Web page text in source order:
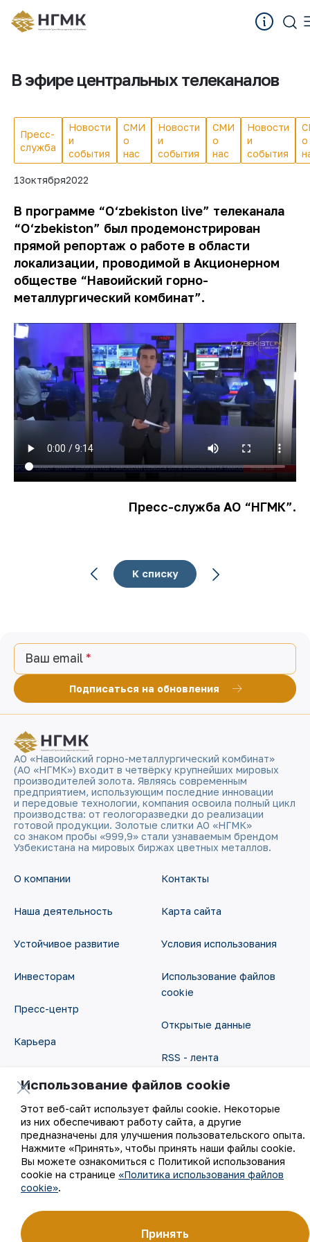
В эфире центральных телеканалов
Пресс-
служба
Новости
и
события
СМИ
о
нас
Новости
и
события
СМИ
о
нас
Новости
и
события
о
13октября2022
В программе “O‘zbekiston live” телеканала
“O‘zbekiston” был продемонстрирован
прямой репортаж о работе в области
локализации, проводимой в Акционерном
обществе “Навоийский горно-
металлургический комбинат”.
Пресс-служба АО “НГМК”.
К списку
Ваш email
Подписаться на обновления
АО «Навоийский горно-металлургический комбинат»
(АО «НГМК») входит в четвёрку крупнейших мировых
производителей золота. Являясь современным
предприятием, использующим последние инновации
и передовые технологии, компания освоила полный цикл
производства: от геологоразведки до реализации
готовой продукции. Золотые слитки АО «НГМК»
со знаком пробы «999,9» стали узнаваемым брендом
Узбекистана на мировых биржах цветных металлов.
О компании
Наша деятельность
Устойчивое развитие
Инвесторам
Пресс-центр
Карьера
Контакты
Карта сайта
Условия использования
Использование файлов
cookie
Открытые данные
RSS - лента
АО «НГМК», 2026
Использование файлов cookie
Этот веб-сайт использует файлы cookie. Некоторые
из них обеспечивают работу сайта, а другие
предназначены для улучшения пользовательского опыта.
Нажмите «Принять», чтобы принять наши файлы cookie.
Вы можете ознакомиться с Политикой использования
cookie на странице «Политика использования файлов
cookie».
Принять